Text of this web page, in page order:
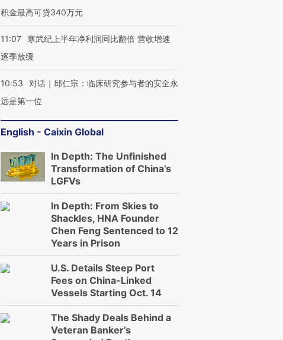
积金最高可贷340万元
11:07
寒武纪上半年净利润同比翻倍 营收增速
逐季放缓
10:53
对话｜邱仁宗：临床研究参与者的安全永
远是第一位
English - Caixin Global
In Depth: The Unfinished
Transformation of China’s
LGFVs
In Depth: From Skies to
Shackles, HNA Founder
Chen Feng Sentenced to 12
Years in Prison
U.S. Details Steep Port
Fees on China-Linked
Vessels Starting Oct. 14
The Shady Deals Behind a
Veteran Banker’s